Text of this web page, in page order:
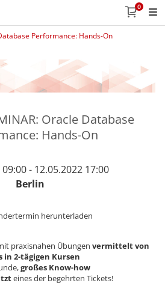
0
Performance: Hands-On
Oracle Database
Hands-On
- 12.05.2022 17:00
Berlin
herunterladen
praxisnahen Übungen vermittelt von
in 2-tägigen Kursen
großes Know-how
eines der begehrten Tickets!